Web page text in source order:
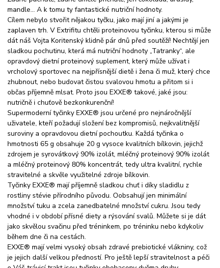
mandle… A k tomu ty fantastické nutriční hodnoty.
Cílem nebylo stvořit nějakou tyčku, jako mají jiní a jakými je
zaplaven trh. V Extrifitu chtěli proteinovou tyčinku, kterou si může
dát náš Vojta Koritenský klidně pár dnů před soutěží! Nechtějí jen
sladkou pochutinu, která má nutriční hodnoty „Tatranky“, ale
opravdový dietní proteinový suplement, který může užívat i
vrcholový sportovec na nejpřísnější dietě i žena či muž, který chce
zhubnout, nebo budovat čistou svalovou hmotu a přitom si i
občas příjemně mlsat. Proto jsou EXXE® takové, jaké jsou:
nutričně i chuťově bezkonkurenční!
Supermoderní tyčinky EXXE® jsou určené pro nejnáročnější
uživatele, kteří požadují složení bez kompromisů, nejkvalitnější
suroviny a opravdovou dietní pochoutku. Každá tyčinka o
hmotnosti 65 g obsahuje 20 g vysoce kvalitních bílkovin, jejichž
zdrojem je syrovátkový 90% izolát, mléčný proteinový 90% izolát
a mléčný proteinový 80% koncentrát, tedy ultra kvalitní, rychle
stravitelné a skvěle využitelné zdroje bílkovin.
Tyčinky EXXE® mají příjemně sladkou chuť i díky sladidlu z
rostliny stévie přírodního původu. Oobsahují jen minimální
množství tuku a zcela zanedbatelné množství cukru. Jsou tedy
vhodné i v období přísné diety a rýsování svalů. Můžete si je dát
jako skvělou svačinu před tréninkem, po tréninku nebo kdykoliv
během dne či na cestách.
EXXE® mají velmi vysoký obsah zdravé prebiotické vlákniny, což
je jejich další velkou předností. Pro ještě lepší stravitelnost a péči